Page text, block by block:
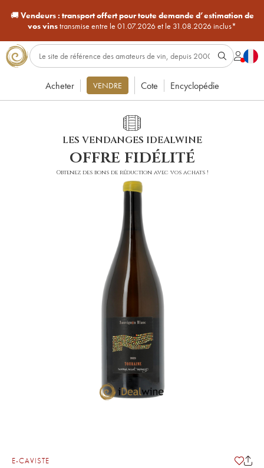
🚚Vendeurs : transport offert pour toute demande d’estimation de
vos vinstransmise entre le 01.07.2026 et le 31.08.2026 inclus*
Acheter VENDRE Cote Encyclopédie
LES VENDANGES IDEALWINE
offre fidélité
Obtenez des bons de réduction avec vos achats !
E-CAVISTE